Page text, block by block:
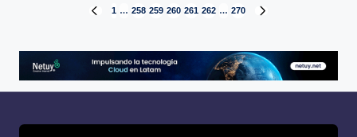
Paginación
de
entradas
PÁGINA
1 … 258 259 260 261 262 … 270